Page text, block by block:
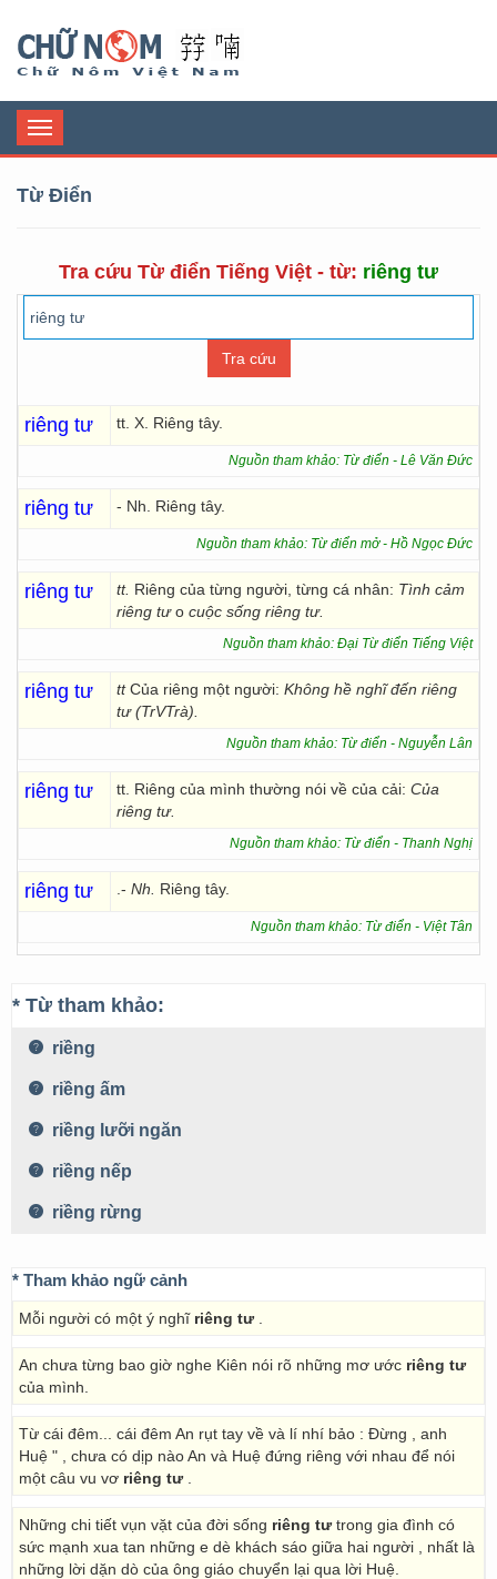
Toggle
navigation
Từ Điển
Tra cứu Từ điển Tiếng Việt - từ: riêng tư
riêng tư tt. X. Riêng tây.
Nguồn tham khảo: Từ điển - Lê Văn Đức
riêng tư - Nh. Riêng tây.
Nguồn tham khảo: Từ điển mở - Hồ Ngọc Đức
riêng tư tt. Riêng của từng người, từng cá nhân: Tình cảm
riêng tưo cuộc sống riêng tư.
Nguồn tham khảo: Đại Từ điển Tiếng Việt
riêng tư ttCủa riêng một người: Không hề nghĩ đến riêng
tư (TrVTrà).
Nguồn tham khảo: Từ điển - Nguyễn Lân
riêng tư tt. Riêng của mình thường nói về của cải: Của
riêng tư.
Nguồn tham khảo: Từ điển - Thanh Nghị
riêng tư .- Nh. Riêng tây.
Nguồn tham khảo: Từ điển - Việt Tân
* Từ tham khảo:
riềng
riềng ấm
riềng lưỡi ngăn
riềng nếp
riềng rừng
* Tham khảo ngữ cảnh
Mỗi người có một ý nghĩ riêng tư.
An chưa từng bao giờ nghe Kiên nói rõ những mơ ước riêng tư
của mình.
Từ cái đêm... cái đêm An rụt tay về và lí nhí bảo : Đừng , anh
Huệ " , chưa có dịp nào An và Huệ đứng riêng với nhau để nói
một câu vu vơ riêng tư.
Những chi tiết vụn vặt của đời sống riêng tưtrong gia đình có
sức mạnh xua tan những e dè khách sáo giữa hai người , nhất là
những lời dặn dò của ông giáo chuyển lại qua lời Huệ.